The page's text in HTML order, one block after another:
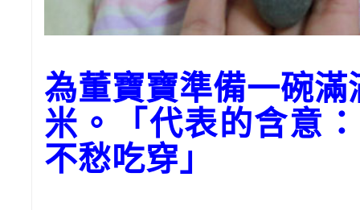
為董寶寶準備一碗滿
米。「代表的含意
不愁吃穿」